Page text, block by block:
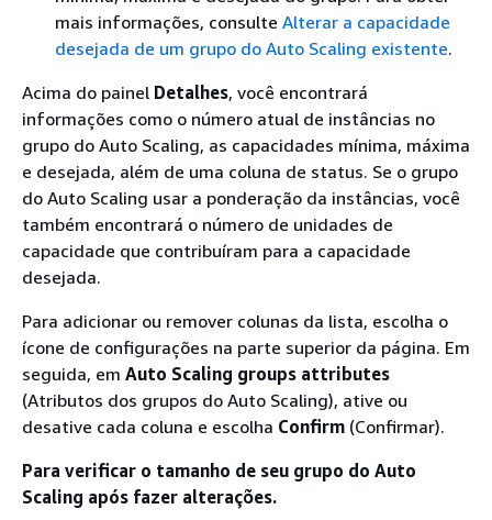
mais informações, consulte Alterar a capacidade
desejada de um grupo do Auto Scaling existente.
Acima do painel Detalhes, você encontrará
informações como o número atual de instâncias no
grupo do Auto Scaling, as capacidades mínima, máxima
e desejada, além de uma coluna de status. Se o grupo
do Auto Scaling usar a ponderação da instâncias, você
também encontrará o número de unidades de
capacidade que contribuíram para a capacidade
desejada.
Para adicionar ou remover colunas da lista, escolha o
ícone de configurações na parte superior da página. Em
seguida, em Auto Scaling groups attributes
(Atributos dos grupos do Auto Scaling), ative ou
desative cada coluna e escolha Confirm (Confirmar).
Para verificar o tamanho de seu grupo do Auto
Scaling após fazer alterações.